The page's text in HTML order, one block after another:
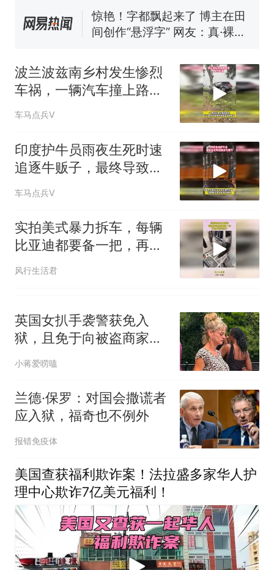
间创作“悬浮字” 网友：真·裸眼
3D！
热 制裁瓜子饺子，美国怕什
么？
波兰波兹南乡村发生惨烈
车祸，一辆汽车撞上路边
大树
车马点兵V
印度护牛员雨夜生死时速
追逐牛贩子，最终导致运
牛车发生激烈车祸
车马点兵V
实拍美式暴力拆车，每辆
比亚迪都要备一把，再也
不怕车祸了！
风行生活君
英国女扒手袭警获免入
狱，且免于向被盗商家支
付1.8万元赔偿金
小蒋爱唠嗑
兰德·保罗：对国会撒谎者
应入狱，福奇也不例外
报错免疫体
美国查获福利欺诈案！法拉盛多家华人护
理中心欺诈7亿美元福利！